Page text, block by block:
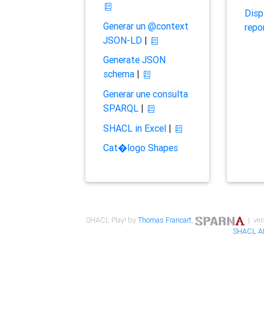
Generar un @context
JSON-LD|
Generate JSON
schema|
Generar une consulta
SPARQL|
SHACL in Excel|
Cat�logo Shapes
SHACL Play! byThomas Francart,
|
SHACL